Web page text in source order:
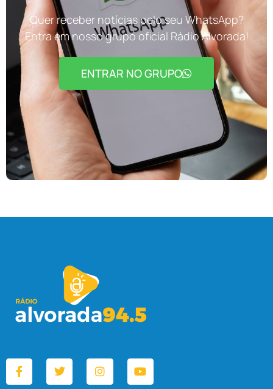
Quer receber notícias pelo seu WhatsApp?
Entra em nosso grupo oficial Rádio Alvorada!
ENTRAR NO GRUPO